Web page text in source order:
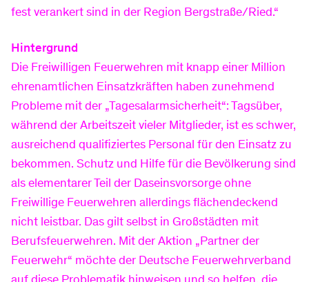
Anschluss ans Glasfasernetz
Umzug
Rechnungserklärer
Jahresverbrauchsabrechnung
Baustellen
Sponsoring
fest verankert sind in der Region Bergstraße/Ried.“
Hintergrund
Die Freiwilligen Feuerwehren mit knapp einer Million
ehrenamtlichen Einsatzkräften haben zunehmend
Probleme mit der „Tagesalarmsicherheit“: Tagsüber,
während der Arbeitszeit vieler Mitglieder, ist es schwer,
ausreichend qualifiziertes Personal für den Einsatz zu
bekommen. Schutz und Hilfe für die Bevölkerung sind
als elementarer Teil der Daseinsvorsorge ohne
Freiwillige Feuerwehren allerdings flächendeckend
nicht leistbar. Das gilt selbst in Großstädten mit
Berufsfeuerwehren. Mit der Aktion „Partner der
Feuerwehr“ möchte der Deutsche Feuerwehrverband